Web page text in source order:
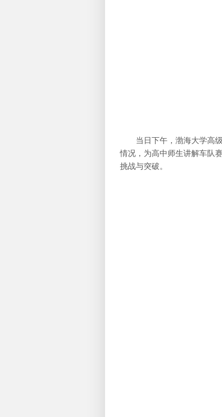
当日下午，渤海大学高
情况，为高中师生讲解车队
挑战与突破。